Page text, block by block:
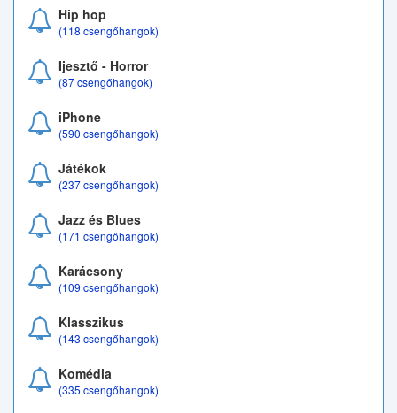
Hip hop
(118 csengőhangok)
Ijesztő - Horror
(87 csengőhangok)
iPhone
(590 csengőhangok)
Játékok
(237 csengőhangok)
Jazz és Blues
(171 csengőhangok)
Karácsony
(109 csengőhangok)
Klasszikus
(143 csengőhangok)
Komédia
(335 csengőhangok)